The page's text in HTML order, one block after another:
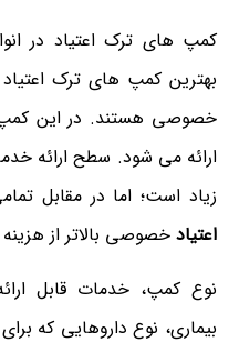
کمپ های ترک اعتیاد در
بهترین کمپ های ترک
خصوصی هستند. در این
ارائه می شود. سطح ارائه
زیاد است؛ اما در مقابل
اعتیاد خصوصی بالاتر از
نوع کمپ، خدمات قابل
بیماری، نوع داروهایی که